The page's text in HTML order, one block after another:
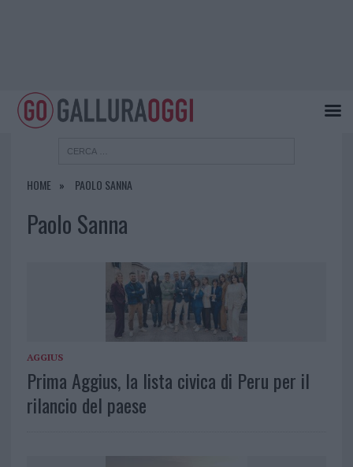
HOME PAOLO SANNA
Paolo Sanna
AGGIUS
Prima Aggius, la lista civica di Peru per il
rilancio del paese